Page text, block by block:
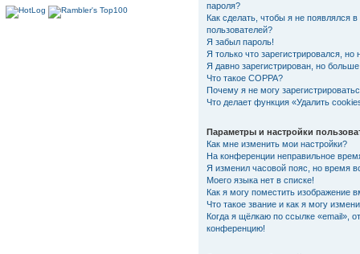
пароля?
Как сделать, чтобы я не появлялся
пользователей?
Я забыл пароль!
Я только что зарегистрировался, но
Я давно зарегистрирован, но
Что такое COPPA?
Почему я не могу
Что делает функция «Удалить
Параметры и настройки
Как мне изменить мои настройки?
На конференции неправильное
Я изменил часовой пояс, но время
Моего языка нет в списке!
Как я могу поместить изображение
Что такое звание и как я могу
Когда я щёлкаю по ссылке «email»,
конференцию!